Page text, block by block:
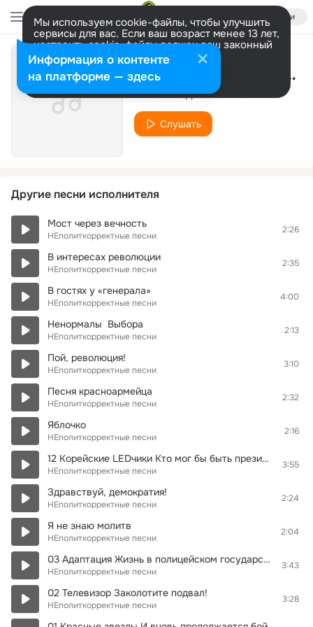
Войти
Мы используем cookie-файлы, чтобы улучшить
сервисы для вас. Если ваш возраст менее 13 лет,
настроить cookie-файлы должен ваш законный
представитель. Больше информации
Разрешить все Настроить Что-то происходит в России
НЕполиткорректные песни
Слушать
Другие песни исполнителя
Мост через вечность
НЕполиткорректные песни
2:26
В интересах революции
НЕполиткорректные песни
2:35
В гостях у «генерала»
НЕполиткорректные песни
4:00
Ненормалы ­ Выбора
НЕполиткорректные песни
2:13
Пой, революция!
НЕполиткорректные песни
3:10
Песня красноармейца
НЕполиткорректные песни
2:32
Яблочко
НЕполиткорректные песни
2:16
12 Корейские LЕDчики Кто мог бы быть президентом
НЕполиткорректные песни
3:55
Здравствуй, демократия!
НЕполиткорректные песни
2:24
Я не знаю молитв
НЕполиткорректные песни
2:04
03 Адаптация Жизнь в полицейском государстве
НЕполиткорректные песни
3:43
02 Телевизор Заколотите подвал!
НЕполиткорректные песни
3:28
Информация о контенте
на платформе — здесь